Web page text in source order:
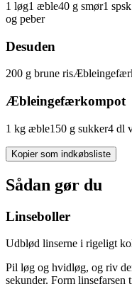
1 løg1 æble40 g smør1 spsk
og peber
Desuden
200 g brune ris
Æbleingefærkompot
1 kg æble150 g sukker4 dl
Kopier som indkøbsliste
Sådan gør du
Linseboller
Udblød linserne i rigeligt
Pil løg og hvidløg, og riv
sekunder. Form